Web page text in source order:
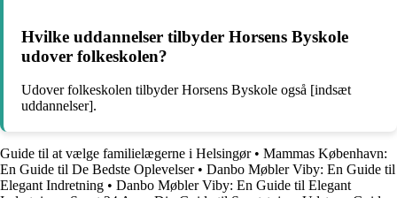
Hvilke uddannelser tilbyder Horsens Byskole
udover folkeskolen?
Udover folkeskolen tilbyder Horsens Byskole også [indsæt
uddannelser].
Guide til at vælge familielægerne i Helsingør• Mammas København:
En Guide til De Bedste Oplevelser• Danbo Møbler Viby: En Guide til
Elegant Indretning • Danbo Møbler Viby: En Guide til Elegant